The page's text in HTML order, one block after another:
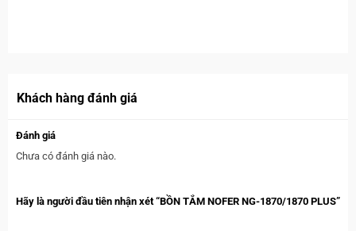
Khách hàng đánh giá
Đánh giá
Chưa có đánh giá nào.
Hãy là người đầu tiên nhận xét “BỒN TẮM NOFER NG-1870/1870 PLUS”